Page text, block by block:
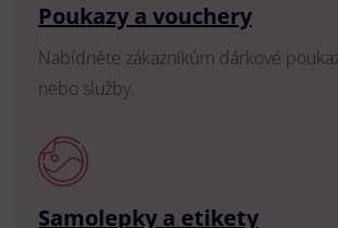
Poukazy a vouchery
Nabídněte zákazníkům dárkové
nebo služby.
Samolepky a etikety